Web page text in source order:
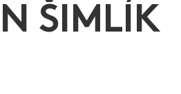
ŠIMLÍK